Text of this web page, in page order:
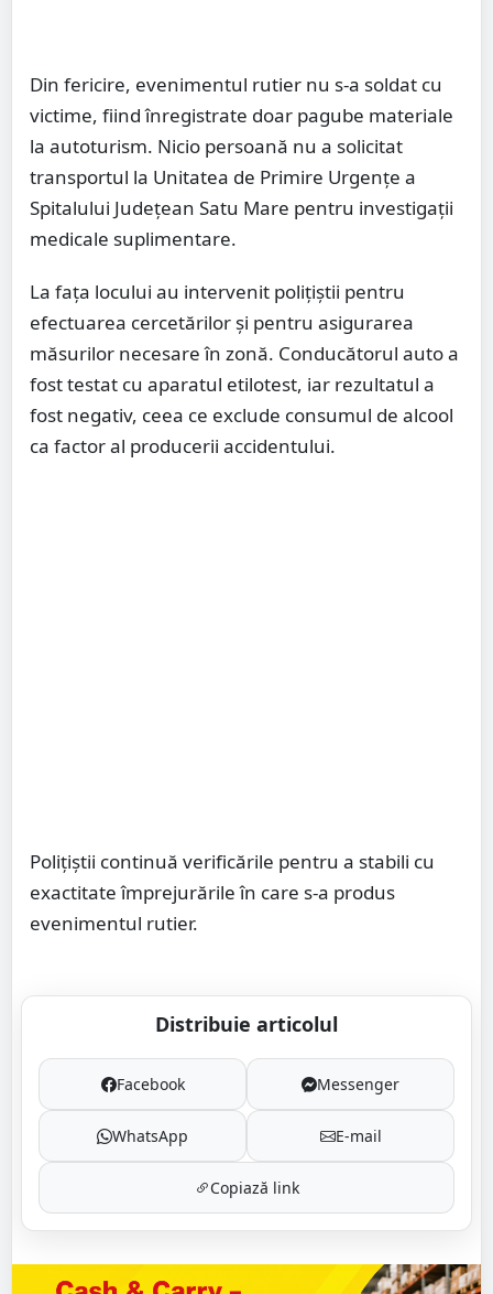
Din fericire, evenimentul rutier nu s-a soldat cu
victime, fiind înregistrate doar pagube materiale
la autoturism. Nicio persoană nu a solicitat
transportul la Unitatea de Primire Urgențe a
Spitalului Județean Satu Mare pentru investigații
medicale suplimentare.
La fața locului au intervenit polițiștii pentru
efectuarea cercetărilor și pentru asigurarea
măsurilor necesare în zonă. Conducătorul auto a
fost testat cu aparatul etilotest, iar rezultatul a
fost negativ, ceea ce exclude consumul de alcool
ca factor al producerii accidentului.
Polițiștii continuă verificările pentru a stabili cu
exactitate împrejurările în care s-a produs
evenimentul rutier.
Distribuie articolul
Facebook Messenger
WhatsApp E-mail
Copiază link